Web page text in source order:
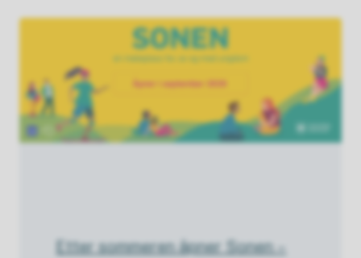
Etter sommeren åpner Sonen –